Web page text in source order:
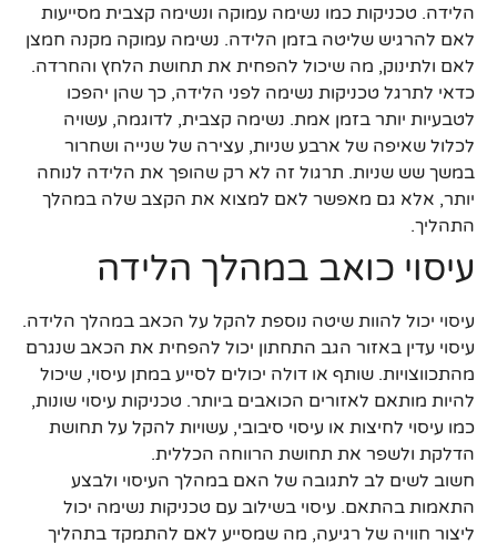
הלידה. טכניקות כמו נשימה עמוקה ונשימה קצבית מסייעות
לאם להרגיש שליטה בזמן הלידה. נשימה עמוקה מקנה חמצן
לאם ולתינוק, מה שיכול להפחית את תחושת הלחץ והחרדה.
כדאי לתרגל טכניקות נשימה לפני הלידה, כך שהן יהפכו
לטבעיות יותר בזמן אמת. נשימה קצבית, לדוגמה, עשויה
לכלול שאיפה של ארבע שניות, עצירה של שנייה ושחרור
במשך שש שניות. תרגול זה לא רק שהופך את הלידה לנוחה
יותר, אלא גם מאפשר לאם למצוא את הקצב שלה במהלך
התהליך.
עיסוי כואב במהלך הלידה
עיסוי יכול להוות שיטה נוספת להקל על הכאב במהלך הלידה.
עיסוי עדין באזור הגב התחתון יכול להפחית את הכאב שנגרם
מהתכווצויות. שותף או דולה יכולים לסייע במתן עיסוי, שיכול
להיות מותאם לאזורים הכואבים ביותר. טכניקות עיסוי שונות,
כמו עיסוי לחיצות או עיסוי סיבובי, עשויות להקל על תחושת
הדלקת ולשפר את תחושת הרווחה הכללית.
חשוב לשים לב לתגובה של האם במהלך העיסוי ולבצע
התאמות בהתאם. עיסוי בשילוב עם טכניקות נשימה יכול
ליצור חוויה של רגיעה, מה שמסייע לאם להתמקד בתהליך